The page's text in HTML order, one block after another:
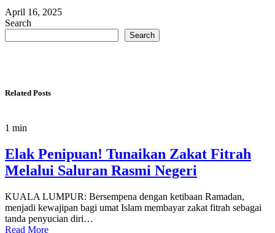
April 16, 2025
Search
Search
Related Posts
1 min
Elak Penipuan! Tunaikan Zakat Fitrah
Melalui Saluran Rasmi Negeri
KUALA LUMPUR: Bersempena dengan ketibaan Ramadan,
menjadi kewajipan bagi umat Islam membayar zakat fitrah sebagai
tanda penyucian diri…
Read More